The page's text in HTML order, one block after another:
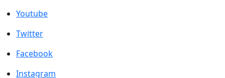
Youtube
Youtube
Twitter
Twitter
Facebook
Facebook
Instagram
Instagram